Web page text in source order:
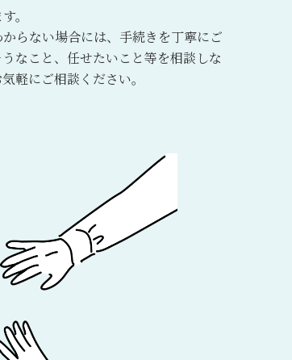
。
らない場合には、手続きを丁寧にご
なこと、任せたいこと等を相談しな
軽にご相談ください。